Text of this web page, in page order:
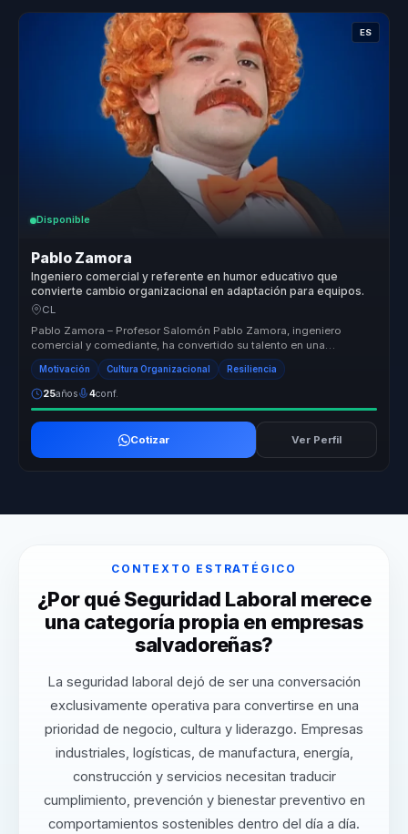
ES
Disponible
Pablo Zamora
Ingeniero comercial y referente en humor educativo que
convierte cambio organizacional en adaptación para equipos.
CL
Pablo Zamora – Profesor Salomón Pablo Zamora, ingeniero
comercial y comediante, ha convertido su talento en una
herramienta para transfor...
Motivación Cultura Organizacional Resiliencia
25años 4conf.
Cotizar Ver Perfil
CONTEXTO ESTRATÉGICO
¿Por qué Seguridad Laboral merece
una categoría propia en empresas
salvadoreñas?
La seguridad laboral dejó de ser una conversación
exclusivamente operativa para convertirse en una
prioridad de negocio, cultura y liderazgo. Empresas
industriales, logísticas, de manufactura, energía,
construcción y servicios necesitan traducir
cumplimiento, prevención y bienestar preventivo en
comportamientos sostenibles dentro del día a día.